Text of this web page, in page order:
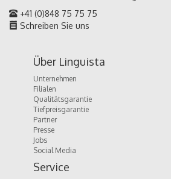
+41 (0)848 75 75 75
Schreiben Sie uns
Über Linguista
Unternehmen
Filialen
Qualitätsgarantie
Tiefpreisgarantie
Partner
Presse
Jobs
Social Media
Service